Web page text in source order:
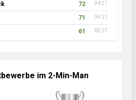
72 94:21
71 99:21
61 85:27
im 2-Min-Man